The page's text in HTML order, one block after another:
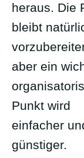
heraus. Die
bleibt
aber ein
Punkt wird
einfacher
günstiger.